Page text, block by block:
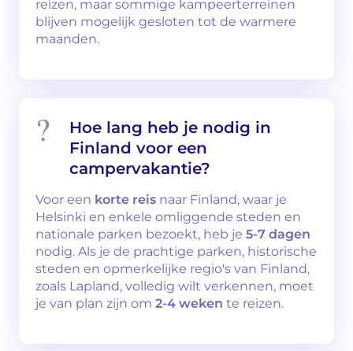
reizen, maar sommige kampeerterreinen
blijven mogelijk gesloten tot de warmere
maanden.
Hoe lang heb je nodig in
Finland voor een
campervakantie?
Voor een korte reis naar Finland, waar je
Helsinki en enkele omliggende steden en
nationale parken bezoekt, heb je 5-7 dagen
nodig. Als je de prachtige parken, historische
steden en opmerkelijke regio's van Finland,
zoals Lapland, volledig wilt verkennen, moet
je van plan zijn om 2-4 weken te reizen.